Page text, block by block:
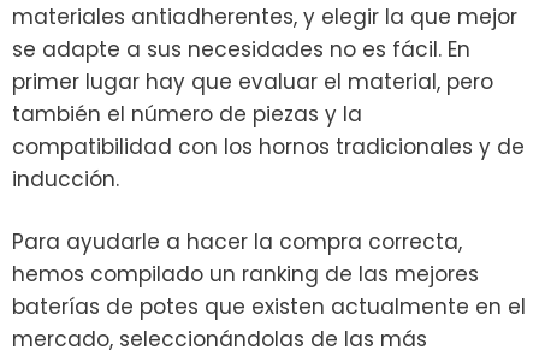
materiales antiadherentes, y elegir la que mejor
se adapte a sus necesidades no es fácil. En
primer lugar hay que evaluar el material, pero
también el número de piezas y la
compatibilidad con los hornos tradicionales y de
inducción.
Para ayudarle a hacer la compra correcta,
hemos compilado un ranking de las mejores
baterías de potes que existen actualmente en el
mercado, seleccionándolas de las más